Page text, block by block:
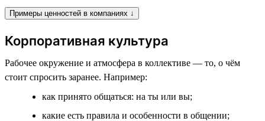
Примеры ценностей в компаниях ↓
Корпоративная культура
Рабочее окружение и атмосфера в коллективе — то, о чём
стоит спросить заранее. Например:
как принято общаться: на ты или вы;
какие есть правила и особенности в общении;